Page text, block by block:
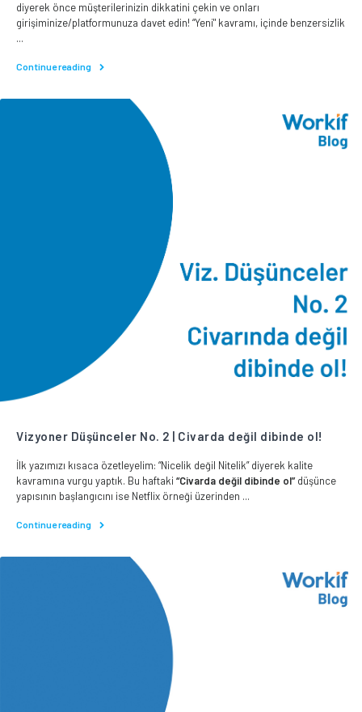
diyerek önce müşterilerinizin dikkatini çekin ve onları
girişiminize/platformunuza davet edin! “Yeni" kavramı, içinde benzersizlik
...
Continue reading
Vizyoner Düşünceler No. 2 | Civarda değil dibinde ol!
İlk yazımızı kısaca özetleyelim: “Nicelik değil Nitelik” diyerek kalite
kavramına vurgu yaptık. Bu haftaki “Civarda değil dibinde ol” düşünce
yapısının başlangıcını ise Netflix örneği üzerinden ...
Continue reading